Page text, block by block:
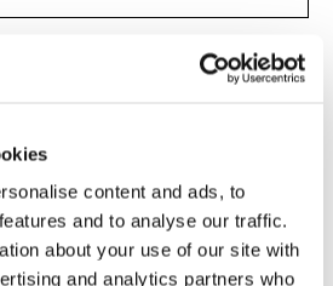
content and ads, to
and to analyse our traffic.
about your use of our site with
and analytics partners who